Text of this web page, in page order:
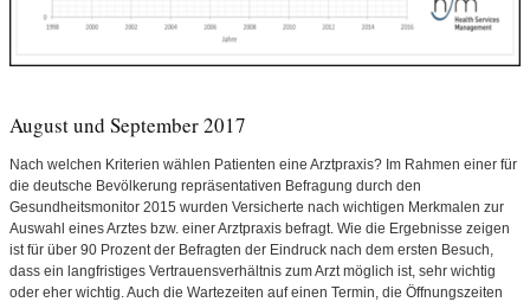
August und September 2017
Nach welchen Kriterien wählen Patienten eine Arztpraxis? Im Rahmen einer für
die deutsche Bevölkerung repräsentativen Befragung durch den
Gesundheitsmonitor 2015 wurden Versicherte nach wichtigen Merkmalen zur
Auswahl eines Arztes bzw. einer Arztpraxis befragt. Wie die Ergebnisse zeigen
ist für über 90 Prozent der Befragten der Eindruck nach dem ersten Besuch,
dass ein langfristiges Vertrauensverhältnis zum Arzt möglich ist, sehr wichtig
oder eher wichtig. Auch die Wartezeiten auf einen Termin, die Öffnungszeiten